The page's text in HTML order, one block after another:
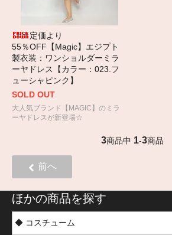
定価より
55％OFF【Magic】エジプト
製衣装：ワンショルダーミラ
ーヤドレス【カラー：023.フ
ューシャピンク】
SOLD OUT
大人気ブランド【MAGIC】のミラ
ーヤドレスが新登場☆
3商品中 1-3商品
前へ
ほかの商品を探す